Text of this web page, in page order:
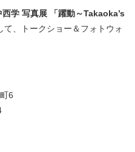
西学 写真展 「躍動～Takaoka’s
て、トークショー＆フォトウォ
6